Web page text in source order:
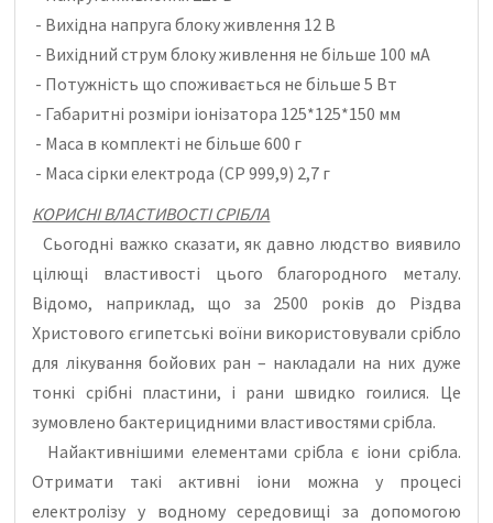
- Вихідна напруга блоку живлення 12 В
- Вихідний струм блоку живлення не більше 100 мА
- Потужність що споживається не більше 5 Вт
- Габаритні розміри іонізатора 125*125*150 мм
- Маса в комплекті не більше 600 г
- Маса сірки електрода (СР 999,9) 2,7 г
КОРИСНІ ВЛАСТИВОСТІ СРІБЛА
Сьогодні важко сказати, як давно людство виявило
цілющі властивості цього благородного металу.
Відомо, наприклад, що за 2500 років до Різдва
Христового єгипетські воїни використовували срібло
для лікування бойових ран – накладали на них дуже
тонкі срібні пластини, і рани швидко гоилися. Це
зумовлено бактерицидними властивостями срібла.
Найактивнішими елементами срібла є іони срібла.
Отримати такі активні іони можна у процесі
електролізу у водному середовищі за допомогою